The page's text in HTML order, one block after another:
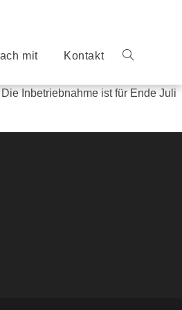
mit Kontakt
Inbetriebnahme ist für Ende Juli